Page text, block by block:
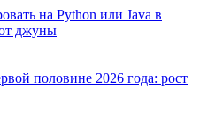
на Python или Java в
джуны
половине 2026 года: рост